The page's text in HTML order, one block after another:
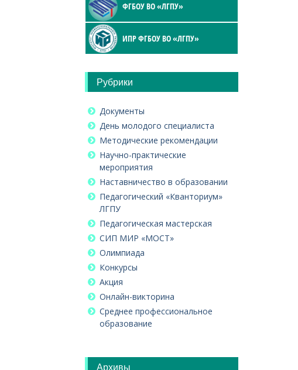
ФГБОУ ВО «ЛГПУ»
ИПР ФГБОУ ВО «ЛГПУ»
Рубрики
Документы
День молодого специалиста
Методические рекомендации
Научно-практические
мероприятия
Наставничество в образовании
Педагогический «Кванториум»
ЛГПУ
Педагогическая мастерская
СИП МИР «МОСТ»
Олимпиада
Конкурсы
Акция
Онлайн-викторина
Среднее профессиональное
образование
Архивы